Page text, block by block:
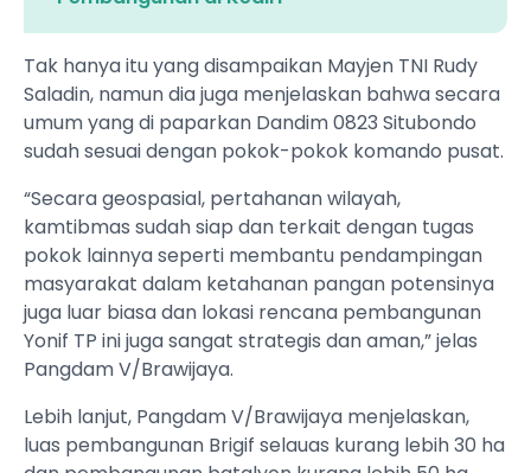
Tak hanya itu yang disampaikan Mayjen TNI Rudy
Saladin, namun dia juga menjelaskan bahwa secara
umum yang di paparkan Dandim 0823 Situbondo
sudah sesuai dengan pokok-pokok komando pusat.
“Secara geospasial, pertahanan wilayah,
kamtibmas sudah siap dan terkait dengan tugas
pokok lainnya seperti membantu pendampingan
masyarakat dalam ketahanan pangan potensinya
juga luar biasa dan lokasi rencana pembangunan
Yonif TP ini juga sangat strategis dan aman,” jelas
Pangdam V/Brawijaya.
Lebih lanjut, Pangdam V/Brawijaya menjelaskan,
luas pembangunan Brigif selauas kurang lebih 30 ha